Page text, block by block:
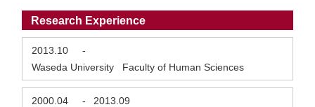
Research Experience
2013.10
-
Waseda University Faculty of Human Sciences
2000.04 -
2013.09